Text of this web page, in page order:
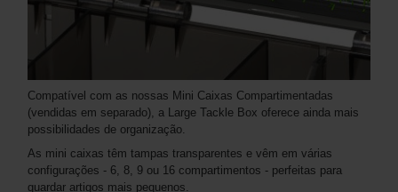
Compatível com as nossas Mini Caixas Compartimentadas
(vendidas em separado), a Large Tackle Box oferece ainda mais
possibilidades de organização.
As mini caixas têm tampas transparentes e vêm em várias
configurações - 6, 8, 9 ou 16 compartimentos - perfeitas para
guardar artigos mais pequenos.